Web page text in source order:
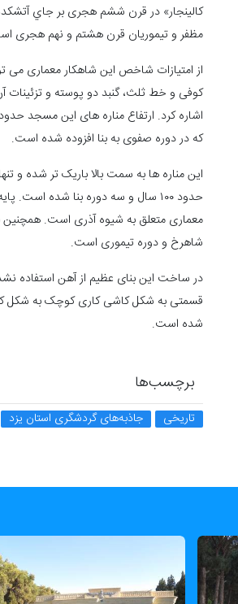
كالينجار» در قرن ششم هجری بر جاي
مظفر و تيموریان قرن هشتم و نهم هجری
از امتیازات شاخص این شاهکار معماری می‌
کوفی و خط ثلث، گنبد دو پوسته و تزئینات
که در دوره صفوی به بنا افزوده شده است.
اين مناره‌ ها به سمت بالا باريک ‌تر شده و
حدود ۱۰۰ سال و سه دوره بنا شده
معماری متعلق به شیوه آذری است. همچنین
شاهرخ و دوره تيموری است.
در ساخت اين بنای عظيم از آهن استفاده
قسمتی به شکل کاشی ‌کاری کوچک به شکل
شده است.
برچسب‌ها
تاریخی جاذبه‌های گردشگری استان یزد